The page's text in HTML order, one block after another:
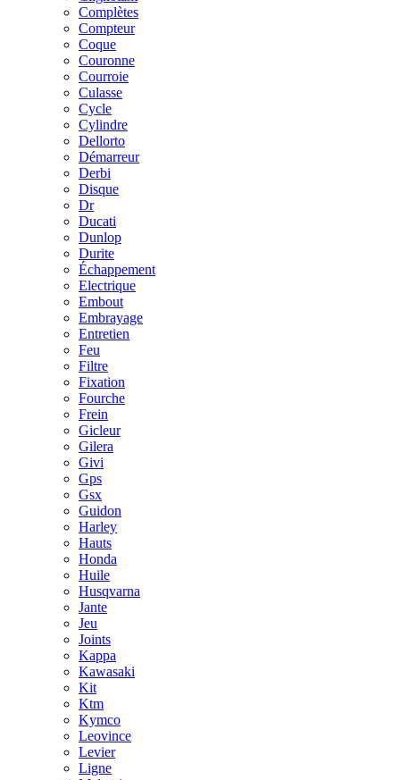
Complètes
Compteur
Coque
Couronne
Courroie
Culasse
Cycle
Cylindre
Dellorto
Démarreur
Derbi
Disque
Dr
Ducati
Dunlop
Durite
Échappement
Electrique
Embout
Embrayage
Entretien
Feu
Filtre
Fixation
Fourche
Frein
Gicleur
Gilera
Givi
Gps
Gsx
Guidon
Harley
Hauts
Honda
Huile
Husqvarna
Jante
Jeu
Joints
Kappa
Kawasaki
Kit
Ktm
Kymco
Leovince
Levier
Ligne